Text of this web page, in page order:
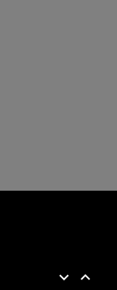
 